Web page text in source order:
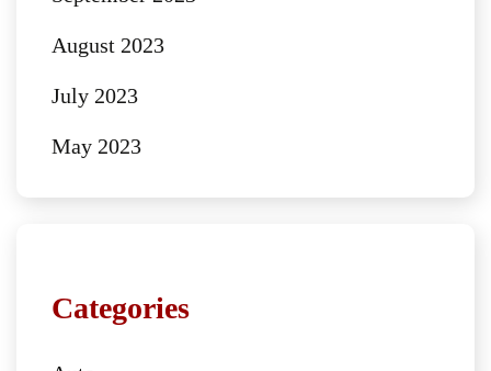
August 2023
July 2023
May 2023
Categories